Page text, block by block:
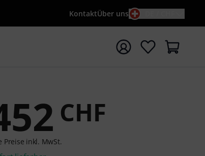
KontaktÜber uns
{searchTerm} starten
CHF
Preise inkl. MwSt.